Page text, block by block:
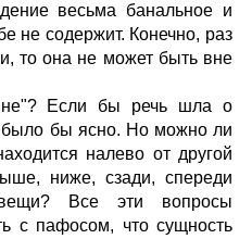
весьма банальное и
не содержит. Конечно, раз
то она не может быть вне
Если бы речь шла о
было бы ясно. Но можно ли
налево от другой
ниже, сзади, спереди
Все эти вопросы
с пафосом, что сущность